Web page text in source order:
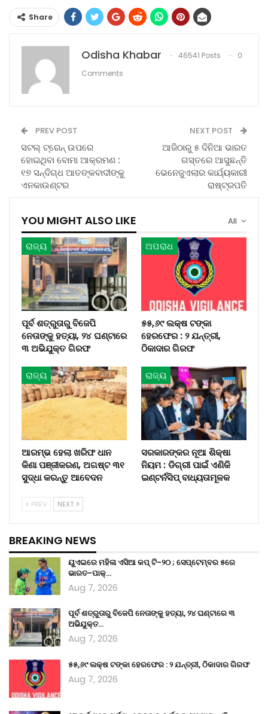
Share
Odisha Khabar 46541 Posts
0
Comments
PREV POST
ସଟଲ୍ ଟ୍ରେନ୍ ଉପରେ
ହୋଇଥିବା ବୋମା ଆକ୍ରମଣ :
୧୭ ସନ୍ଦିଗ୍ଧ ଆତଙ୍କବାଦୀଙ୍କୁ
ଏନକାଉଣ୍ଟର
NEXT POST
ଆଜିଠାରୁ ୫ ଦିନିଆ ଭାରତ
ଗସ୍ତରେ ଆସୁଛନ୍ତି
ଭେନେଜୁଏଲାର କାର୍ଯ୍ୟକାରୀ
ରାଷ୍ଟ୍ରପତି
All
YOU MIGHT ALSO LIKE
ରାଜ୍ୟ
ପୂର୍ବ ଶତ୍ରୁତାରୁ ବିଜେପି
ନେତାଙ୍କୁ ହତ୍ୟା, ୨୪ ଘଣ୍ଟାରେ
୩ ଅଭିଯୁକ୍ତ ଗିରଫ
ଅପରାଧ
୫୫,୬୯ ଲକ୍ଷ ଟଙ୍କା
ହେରଫେର : ୨ ଯନ୍ତ୍ରୀ,
ଠିକାଦାର ଗିରଫ
ରାଜ୍ୟ
ଆରମ୍ଭ ହେଲା ଖରିଫ ଧାନ
କିଣା ପଞ୍ଜୀକରଣ, ଅଗଷ୍ଟ ୩୧
ସୁଦ୍ଧା କରନ୍ତୁ ଆବେଦନ
ରାଜ୍ୟ
ସରକାରଙ୍କର ନୂଆ ଶିକ୍ଷା
ନିୟମ : ଡିଗ୍ରୀ ପାଇଁ ଏଣିକି
ଇଣ୍ଟର୍ନସିପ୍ ବାଧ୍ୟତାମୂଳକ
PREV NEXT
BREAKING NEWS
ୟୁଏଇରେ ମହିଳା ଏସିଆ କପ୍‌ ଟି-୨୦ ; ସେପ୍ଟେମ୍ବର ୫ରେ
ଭାରତ-ପାକ୍‌…
Aug 7, 2026
ପୂର୍ବ ଶତ୍ରୁତାରୁ ବିଜେପି ନେତାଙ୍କୁ ହତ୍ୟା, ୨୪ ଘଣ୍ଟାରେ ୩
ଅଭିଯୁକ୍ତ…
Aug 7, 2026
୫୫,୬୯ ଲକ୍ଷ ଟଙ୍କା ହେରଫେର : ୨ ଯନ୍ତ୍ରୀ, ଠିକାଦାର ଗିରଫ
Aug 7, 2026